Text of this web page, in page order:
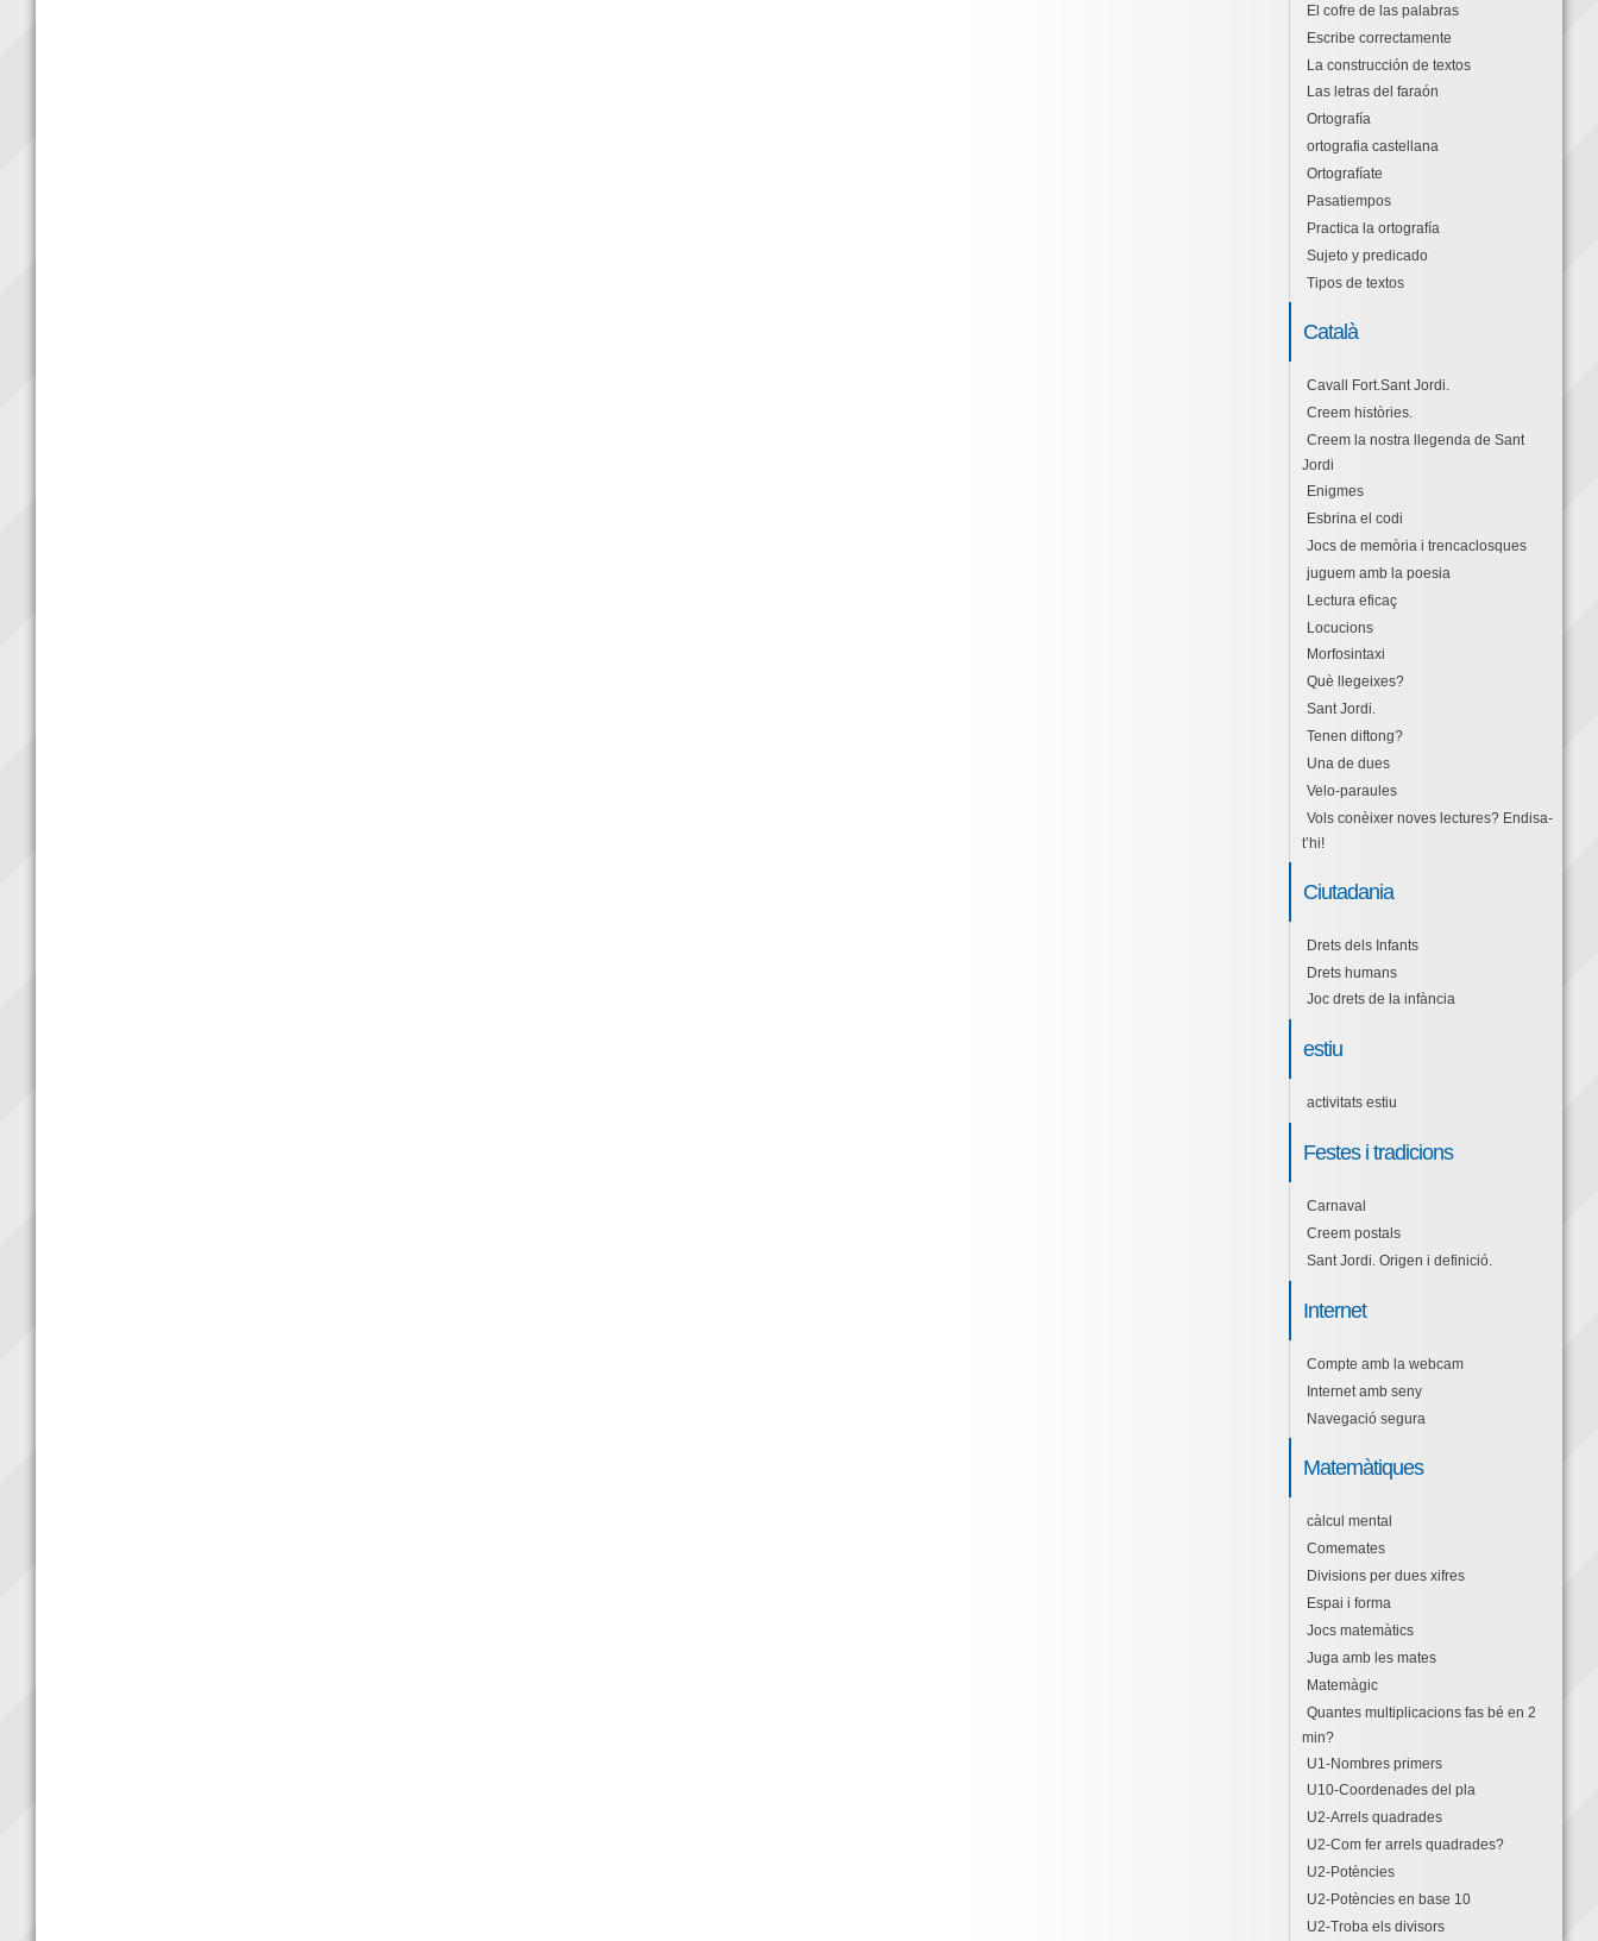
El cofre de las palabras
Escribe correctamente
La construcción de textos
Las letras del faraón
Ortografía
ortografia castellana
Ortografíate
Pasatiempos
Practica la ortografía
Sujeto y predicado
Tipos de textos
Català
Cavall Fort.Sant Jordi.
Creem històries.
Creem la nostra llegenda de Sant
Jordi
Enigmes
Esbrina el codi
Jocs de memòria i trencaclosques
juguem amb la poesia
Lectura eficaç
Locucions
Morfosintaxi
Què llegeixes?
Sant Jordi.
Tenen diftong?
Una de dues
Velo-paraules
Vols conèixer noves lectures? Endisa-
t’hi!
Ciutadania
Drets dels Infants
Drets humans
Joc drets de la infància
estiu
activitats estiu
Festes i tradicions
Carnaval
Creem postals
Sant Jordi. Origen i definició.
Internet
Compte amb la webcam
Internet amb seny
Navegació segura
Matemàtiques
càlcul mental
Comemates
Divisions per dues xifres
Espai i forma
Jocs matemàtics
Juga amb les mates
Matemàgic
Quantes multiplicacions fas bé en 2
min?
U1-Nombres primers
U10-Coordenades del pla
U2-Arrels quadrades
U2-Com fer arrels quadrades?
U2-Potències
U2-Potències en base 10
U2-Troba els divisors